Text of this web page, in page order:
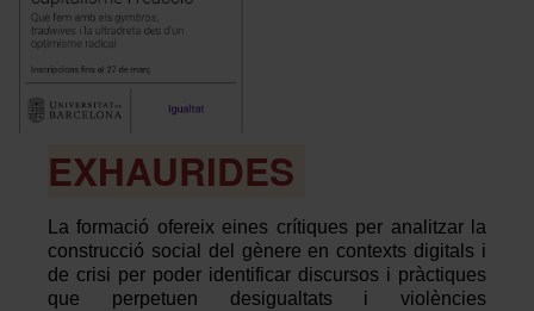
EXHAURIDES
a formació ofereix eines crítiques per analitzar la
construcció social de l gènere en contexts digitals i
de crisi per poder identificar discursos i pràctiques
que perpetuen desigualtats i violències